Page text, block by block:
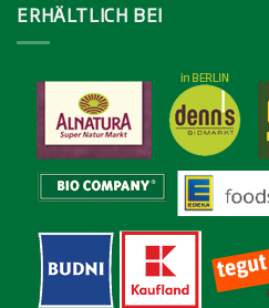
ERHÄLTLICH BEI